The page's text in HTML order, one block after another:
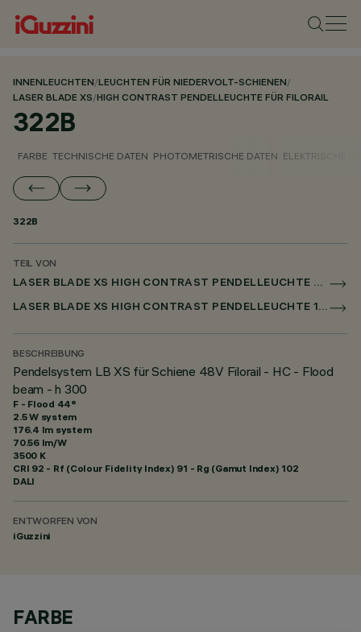
INNENLEUCHTEN/LEUCHTEN FÜR NIEDERVOLT-SCHIENEN/
LASER BLADE XS/HIGH CONTRAST PENDELLEUCHTE FÜR FILORAIL
322B
FARBE TECHNISCHE DATEN PHOTOMETRISCHE DATEN ELEKTRISCHE
322B
TEIL VON
LASER BLADE XS HIGH CONTRAST PENDELLEUCHTE FÜR FILORAIL
LASER BLADE XS HIGH CONTRAST PENDELLEUCHTE 1X/4X/9X FOR FILORAIL DALI POWERLINE
BESCHREIBUNG
Pendelsystem LB XS für Schiene 48V Filorail - HC - Flood
beam - h 300
F - Flood 44°
2.5 W system
176.4 lm system
70.56 lm/W
3500 K
CRI 92 - Rf (Colour Fidelity Index) 91 - Rg (Gamut Index) 102
DALI
ENTWORFEN VON
iGuzzini
FARBE